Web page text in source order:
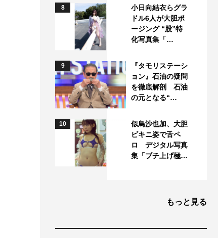
8
小日向結衣らグラ
ドル6人が大胆ポ
ージング “股”特
化写真集「…
9
『タモリステーシ
ョン』石油の疑問
を徹底解剖 石油
の元となる“…
10
似鳥沙也加、大胆
ビキニ姿で舌ペ
ロ デジタル写真
集「ブチ上げ極…
もっと見る